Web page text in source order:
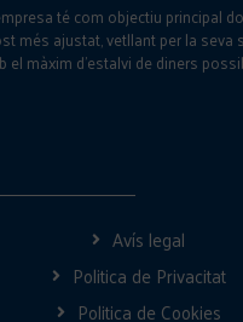
té com objectiu principal
més ajustat, vetllant per la seva
el màxim d’estalvi de diners
Avís legal
Politica de Privacitat
Politica de Cookies